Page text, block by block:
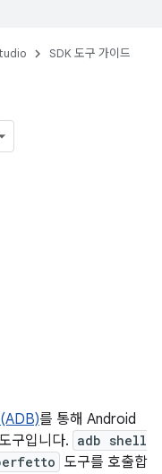
SDK 도구 가이드
를 통해 Android
구입니다. adb shell
도구를 호출합